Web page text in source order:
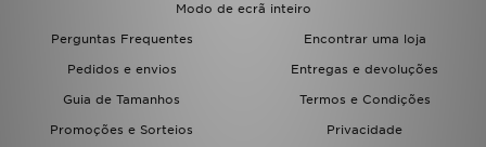
Modo de ecrã inteiro
Perguntas Frequentes
Encontrar uma loja
Pedidos e envios
Entregas e devoluções
Guia de Tamanhos
Termos e Condições
Promoções e Sorteios
Privacidade